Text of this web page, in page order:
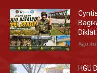
Diklat
HGU